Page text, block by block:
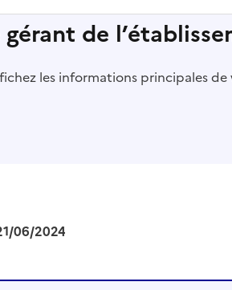
de
les informations principales
06/2024